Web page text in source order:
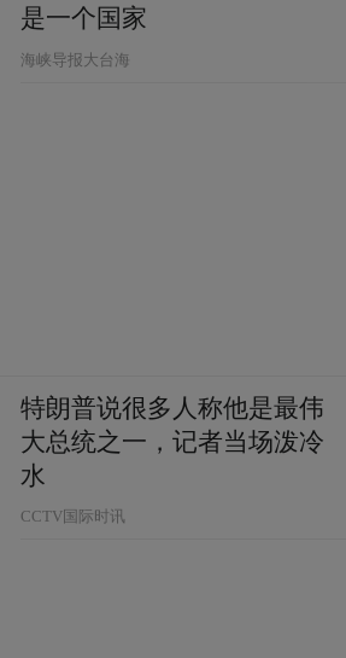
是一个国家
​海峡导报大台海
特朗普说很多人称他是最伟
大总统之一，记者当场泼冷
水
CCTV国际时讯